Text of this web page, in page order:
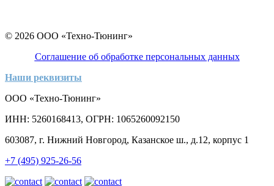
© 2026 ООО «Техно-Тюнинг»
Соглашение об обработке персональных данных
Наши реквизиты
ООО «Техно-Тюнинг»
ИНН: 5260168413, ОГРН: 1065260092150
603087, г. Нижний Новгород, Казанское ш., д.12, корпус 1
+7 (495) 925-26-56